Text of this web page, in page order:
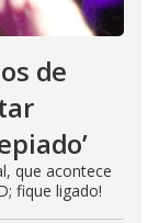
de
que acontece
fique ligado!